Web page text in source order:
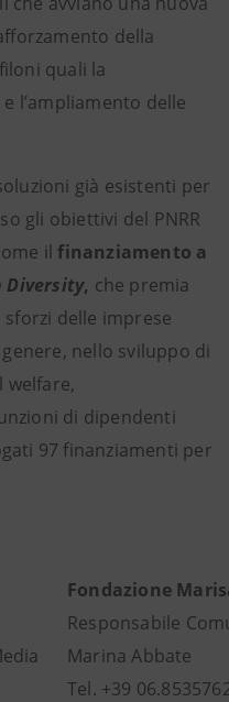
della
quali la
l’ampliamento delle
già esistenti per
gli obiettivi del PNRR
il finanziamento a
Diversity, che premia
delle imprese
nello sviluppo di
welfare,
di dipendenti
97 finanziamenti per
Fondazione
Responsabile
Marina Abbate
Tel. +39